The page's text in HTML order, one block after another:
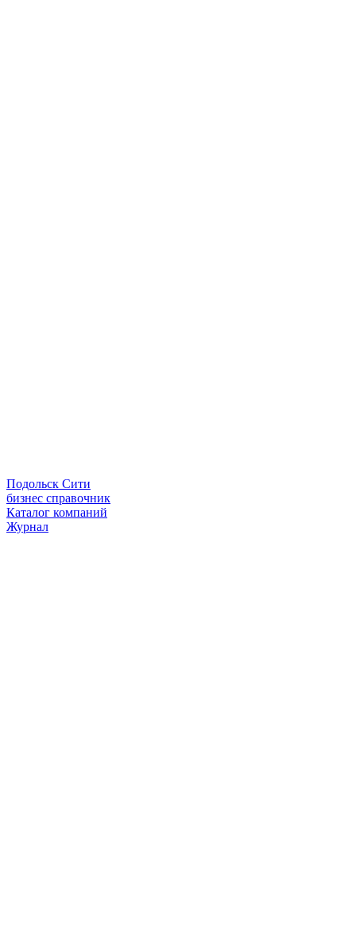
Подольск Сити
бизнес справочник
Каталог компаний
Журнал